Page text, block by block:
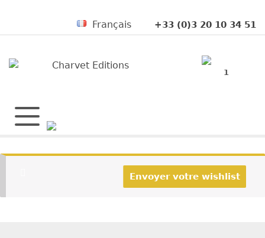
+33 (0)3 20 10 34 51
Français
1
Envoyer votre wishlist